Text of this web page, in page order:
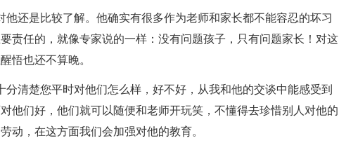
他还是比较了解。他确实有很多作为老师和家长都不能容忍的坏习
责任的，就像专家说的一样：没有问题孩子，只有问题家长！对这
悟也还不算晚。
清楚您平时对他们怎么样，好不好，从我和他的交谈中能感受到
他们好，他们就可以随便和老师开玩笑，不懂得去珍惜别人对他的
动，在这方面我们会加强对他的教育。